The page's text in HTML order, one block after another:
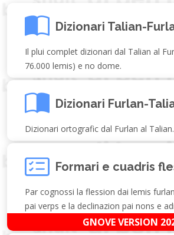
Dizionari Talian-
Il plui complet dizionari dal Talian al
76.000 lemis) e no dome.
Dizionari Furlan-
Dizionari ortografic dal Furlan al Talian.
Formari e cuadris
Par cognossi la flession dai lemis
pai verps e la declinazion pai nons e
GNOVE VERSION